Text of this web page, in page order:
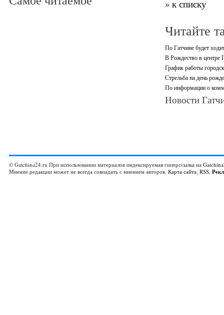
» к списку
Читайте
По Гатчине будет
В Рождество в центре
График работы
Стрельба на день
По информации о
Новости
© Gatchina24.ru При использовании материалов индексируемая гиперссылка на
Мнение редакции может не всегда совпадать с мнением авторов. Карта сайта, RSS,